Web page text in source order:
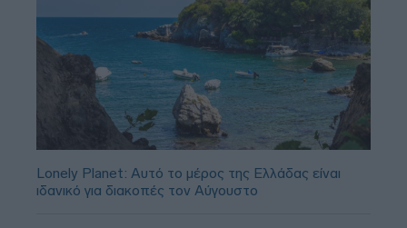
Lonely Planet: Αυτό το μέρος της Ελλάδας είναι
ιδανικό για διακοπές τον Αύγουστο